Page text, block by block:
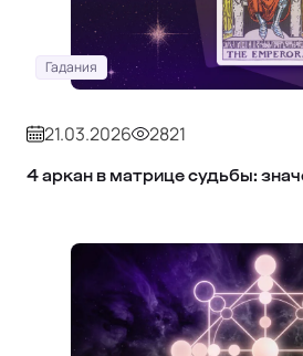
Гадания
21.03.2026 2821
4 аркан в матрице судьбы: